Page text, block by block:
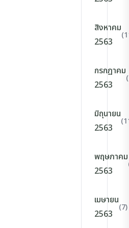
สิงหาคม
2563
กรกฎาคม
2563
มิถุนายน
2563
พฤษภาคม
2563
เมษายน
2563
(7)